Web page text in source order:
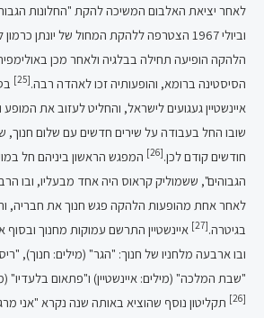
לאחר יציאת האלבום המשיכה להקת "החלונות
וביולי 1967 הצטרפה ללהקת המחול של יונתן
הלהקה הופיעה תחילה בבלגיה ולאחר מכן
הסיסטינה ברומא, והופעותיה זכו לאהדה רבה.[25]
איינשטיין געגועים לישראל, והחליט לעזוב את
שובו החל בעבודה על שירים חדשים עם שלום חנוך,
חודשים קודם לכן.[26]
המפגש הראשון ביניהם חל
הגבוהים", ששמוליק קראוס היה אחד מבעליו, ובו
לאחר אחת מהופעות הלהקה פגש חנוך את חבריה,
בגיטרה.[27]
איינשטיין התרשם עמוקות מחנוך ובסוף
ובו ארבעה מלחניו של חנוך: "הגר" (מילים: חנוך),
"שבת המלכה" (מילים: איינשטיין) ו"פתאום בלעדיו"
[26]
תקליטון נוסף שהוציא באותה שנה נקרא "אני